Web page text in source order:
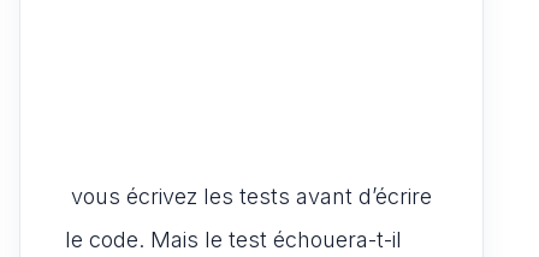
vous écrivez les tests avant d’écrire
le code. Mais le test échouera-t-il